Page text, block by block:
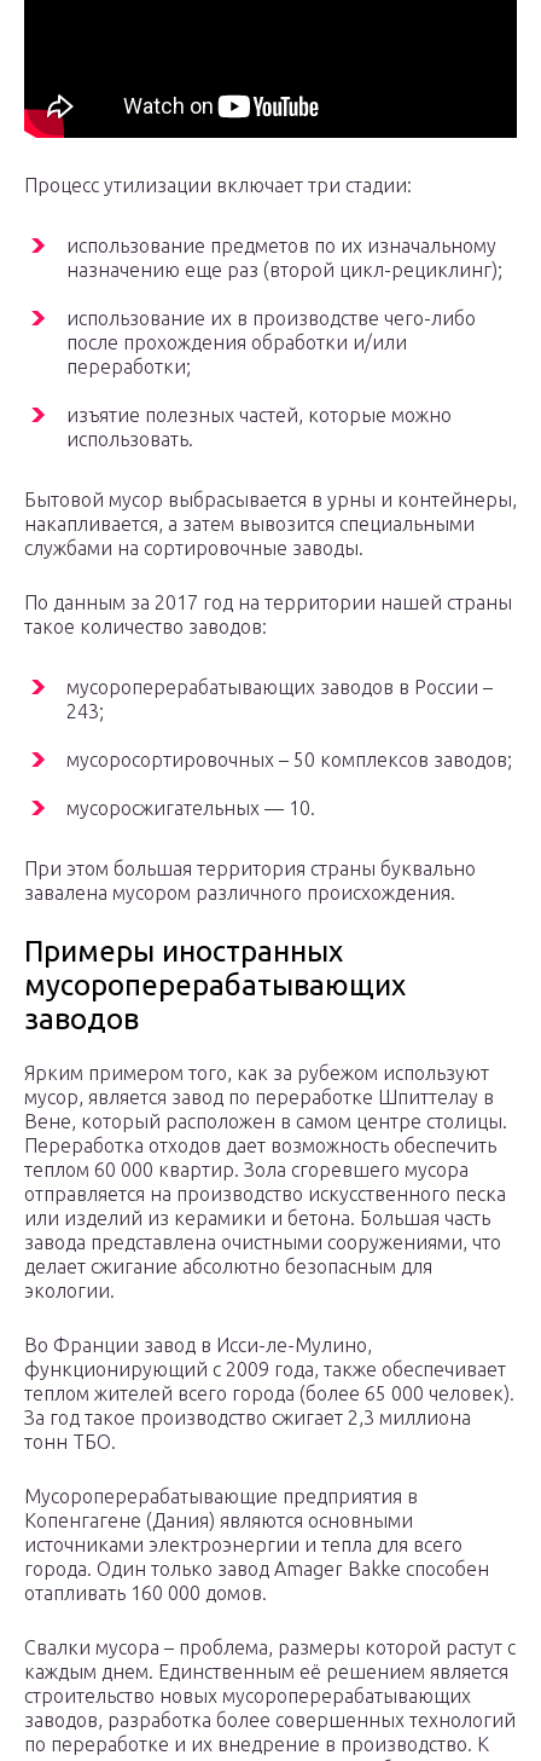
Процесс утилизации включает три стадии:
использование предметов по их изначальному
назначению еще раз (второй цикл-рециклинг);
использование их в производстве чего-либо
после прохождения обработки и/или
переработки;
изъятие полезных частей, которые можно
использовать.
Бытовой мусор выбрасывается в урны и контейнеры,
накапливается, а затем вывозится специальными
службами на сортировочные заводы.
По данным за 2017 год на территории нашей страны
такое количество заводов:
мусороперерабатывающих заводов в России –
243;
мусоросортировочных – 50 комплексов заводов;
мусоросжигательных — 10.
При этом большая территория страны буквально
завалена мусором различного происхождения.
Примеры иностранных
мусороперерабатывающих
заводов
Ярким примером того, как за рубежом используют
мусор, является завод по переработке Шпиттелау в
Вене, который расположен в самом центре столицы.
Переработка отходов дает возможность обеспечить
теплом 60 000 квартир. Зола сгоревшего мусора
отправляется на производство искусственного песка
или изделий из керамики и бетона. Большая часть
завода представлена очистными сооружениями, что
делает сжигание абсолютно безопасным для
экологии.
Во Франции завод в Исси-ле-Мулино,
функционирующий с 2009 года, также обеспечивает
теплом жителей всего города (более 65 000 человек).
За год такое производство сжигает 2,3 миллиона
тонн ТБО.
Мусороперерабатывающие предприятия в
Копенгагене (Дания) являются основными
источниками электроэнергии и тепла для всего
города. Один только завод Amager Bakke способен
отапливать 160 000 домов.
Свалки мусора – проблема, размеры которой растут с
каждым днем. Единственным её решением является
строительство новых мусороперерабатывающих
заводов, разработка более совершенных технологий
по переработке и их внедрение в производство. К